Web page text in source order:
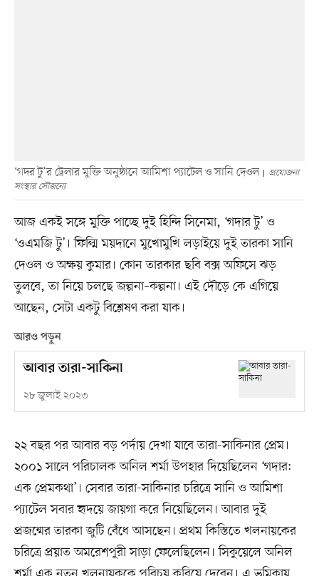
‘গদর টু’র ট্রেলার মুক্তি অনুষ্ঠানে আমিশা প্যাটেল ও সানি দেওল
প্রযোজনা
সংস্থার সৌজন্যে
আজ একই সঙ্গে মুক্তি পাচ্ছে দুই হিন্দি সিনেমা, ‘গদার টু’ ও
‘ওএমজি টু’। ফিল্মি ময়দানে মুখোমুখি লড়াইয়ে দুই তারকা সানি
দেওল ও অক্ষয় কুমার। কোন তারকার ছবি বক্স অফিসে ঝড়
তুলবে, তা নিয়ে চলছে জল্পনা–কল্পনা। এই দৌড়ে কে এগিয়ে
আছেন, সেটা একটু বিশ্লেষণ করা যাক।
আরও পড়ুন
আবার তারা-সাকিনা
২৮ জুলাই ২০২৩
২২ বছর পর আবার বড় পর্দায় দেখা যাবে তারা-সাকিনার প্রেম।
২০০১ সালে পরিচালক অনিল শর্মা উপহার দিয়েছিলেন ‘গদার:
এক প্রেমকথা’। সেবার তারা-সাকিনার চরিত্রে সানি ও আমিশা
প্যাটেল সবার হৃদয়ে জায়গা করে নিয়েছিলেন। আবার দুই
প্রজন্মের তারকা জুটি বেঁধে আসছেন। প্রথম কিস্তিতে খলনায়কের
চরিত্রে প্রয়াত অমরেশপুরী সাড়া ফেলেছিলেন। সিকুয়েলে অনিল